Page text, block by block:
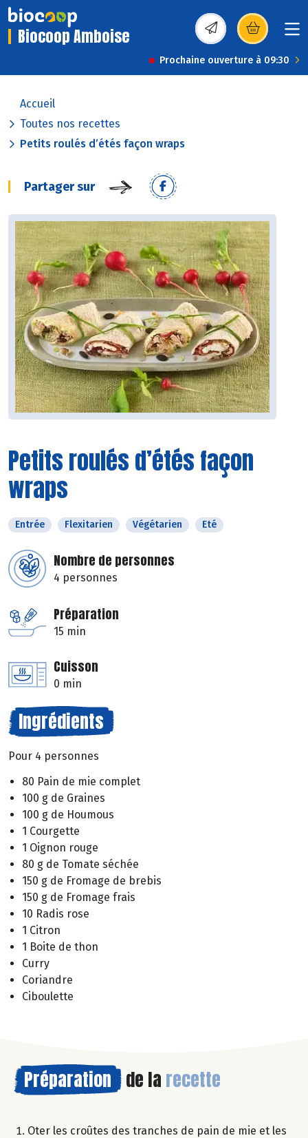
Biocoop Amboise (s’ouvre dans une
Prochaine ouverture à 09:30
Accueil
Toutes nos recettes
Petits roulés d’étés façon wraps
Partager sur
Petits roulés d’étés façon
wraps
Entrée Flexitarien Végétarien Eté
Nombre de personnes
4 personnes
Préparation
15 min
Cuisson
0 min
Ingrédients
Pour 4 personnes
80 Pain de mie complet
100 g de Graines
100 g de Houmous
1 Courgette
1 Oignon rouge
80 g de Tomate séchée
150 g de Fromage de brebis
150 g de Fromage frais
10 Radis rose
1 Citron
1 Boite de thon
Curry
Coriandre
Ciboulette
Préparation de la recette
Oter les croûtes des tranches de pain de mie et les